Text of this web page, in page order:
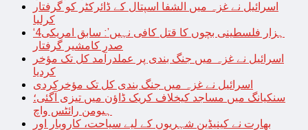
اسرائیل نے غزہ میں الشفا اسپتال کے ڈائرکٹر کو گرفتار
کرلیا
‘4ہزار فلسطینی بچوں کا قتل کافی نہیں’: سابق امریکی
صدر کامشیر گرفتار
اسرائیل نے غزہ میں جنگ بندی پر عملدرآمد کل تک مؤخر
کردیا
اسرائیل نے غزہ میں جنگ بندی کل تک مؤخرکردی
سنکیانگ میں مساجد کیخلاف کریک ڈاؤن میں تیزی آگئی؛
ہیومن رائٹس واچ
بھارت نے کینیڈین شہریوں کے لیے سیاحت، کاروبار اور